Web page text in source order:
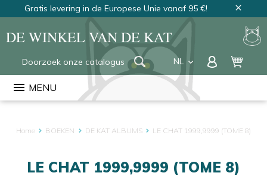
Gratis levering in de Europese Unie vanaf 95 €! close
DE WINKEL VAN DE KAT
NL keyboard_arrow_down
FR
EN
menu MENU
Home BOEKEN DE KAT ALBUMS LE CHAT 1999,9999 (TOME 8)
LE CHAT 1999,9999 (TOME 8)